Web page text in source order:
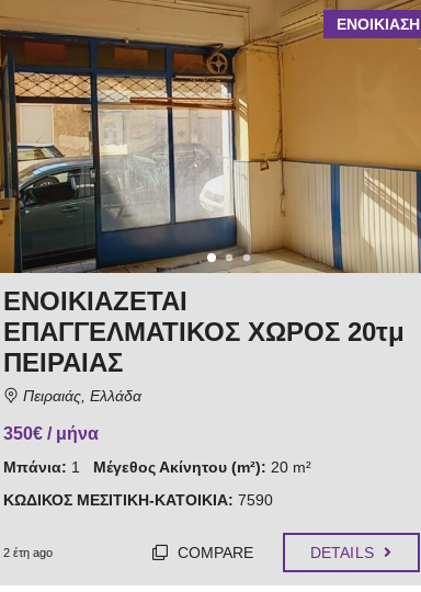
ΕΝΟΙΚΙΑΣΗ
ΕΝΟΙΚΙΑΖΕΤΑΙ
ΕΠΑΓΓΕΛΜΑΤΙΚΟΣ ΧΩΡΟΣ 20τμ
ΠΕΙΡΑΙΑΣ
Πειραιάς, Ελλάδα
350€ / μήνα
Μπάνια: 1 Μέγεθος Ακίνητου (m²): 20 m²
ΚΩΔΙΚΟΣ ΜΕΣΙΤΙΚΗ-ΚΑΤΟΙΚΙΑ: 7590
2 έτη ago COMPARE DETAILS